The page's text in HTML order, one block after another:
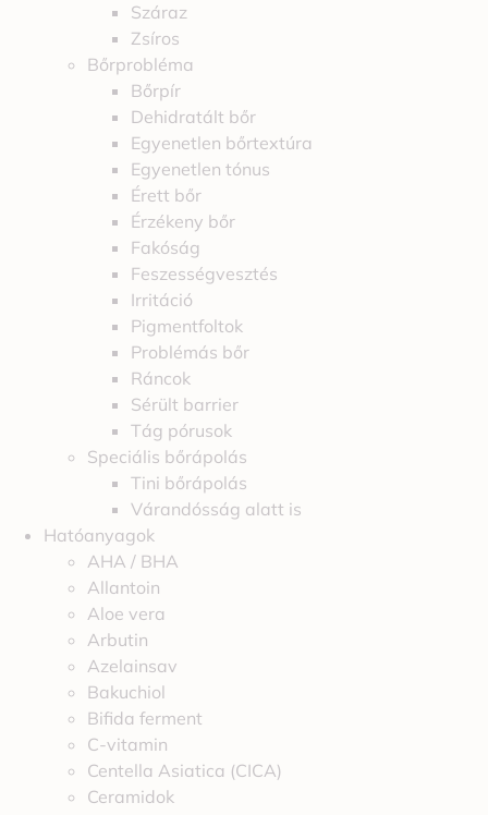
Száraz
Zsíros
Bőrprobléma
Bőrpír
Dehidratált bőr
Egyenetlen bőrtextúra
Egyenetlen tónus
Érett bőr
Érzékeny bőr
Fakóság
Feszességvesztés
Irritáció
Pigmentfoltok
Problémás bőr
Ráncok
Sérült barrier
Tág pórusok
Speciális bőrápolás
Tini bőrápolás
Várandósság alatt is
Hatóanyagok
AHA / BHA
Allantoin
Aloe vera
Arbutin
Azelainsav
Bakuchiol
Bifida ferment
C-vitamin
Centella Asiatica (CICA)
Ceramidok